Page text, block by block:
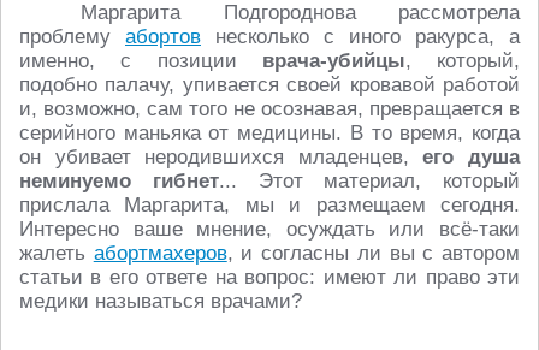
Маргарита Подгороднова рассмотрела
проблему абортов несколько с иного ракурса, а
именно, с позиции врача-убийцы, который,
подобно палачу, упивается своей кровавой работой
и, возможно, сам того не осознавая, превращается в
серийного маньяка от медицины. В то время, когда
он убивает неродившихся младенцев,его душа
неминуемо гибнет... Этот материал, который
прислала Маргарита, мы и размещаем сегодня.
Интересно ваше мнение, осуждать или всё-таки
жалеть абортмахеров, и согласны ли вы с автором
статьи в его ответе на вопрос: имеют ли право эти
медики называться врачами?